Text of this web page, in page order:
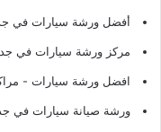
أفضل ورشة سيارات في
مركز ورشة سيارات في
افضل ورشة سيارات -
ورشة صيانة سيارات في